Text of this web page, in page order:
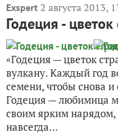
Exspert 2 августа 2013,
Годеция - цветок
«Годеция — цветок
вулкану. Каждый год
семени, чтобы снова и
Годеция — любимица
своим ярким нарядом,
навсегда...